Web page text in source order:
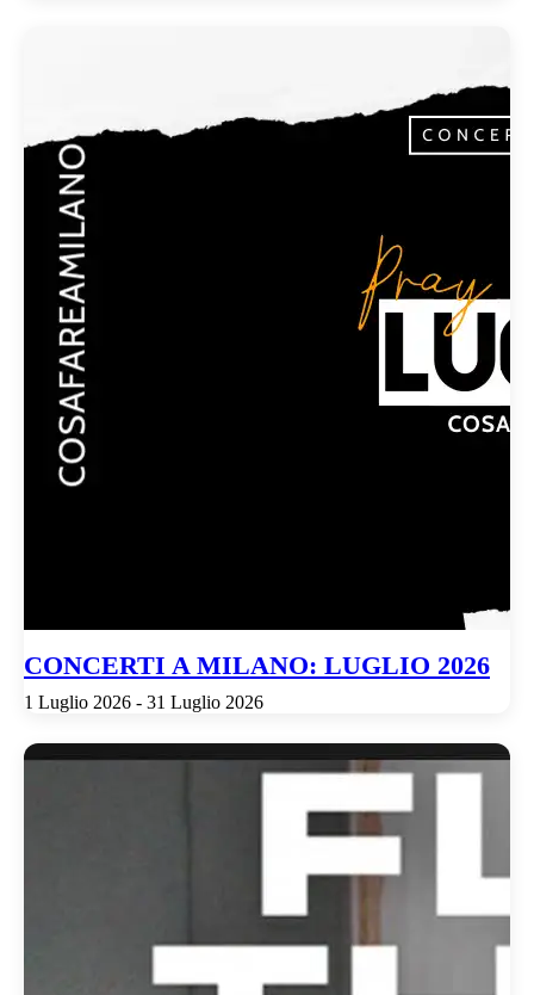
CONCERTI A MILANO: LUGLIO 2026
1 Luglio 2026 - 31 Luglio 2026